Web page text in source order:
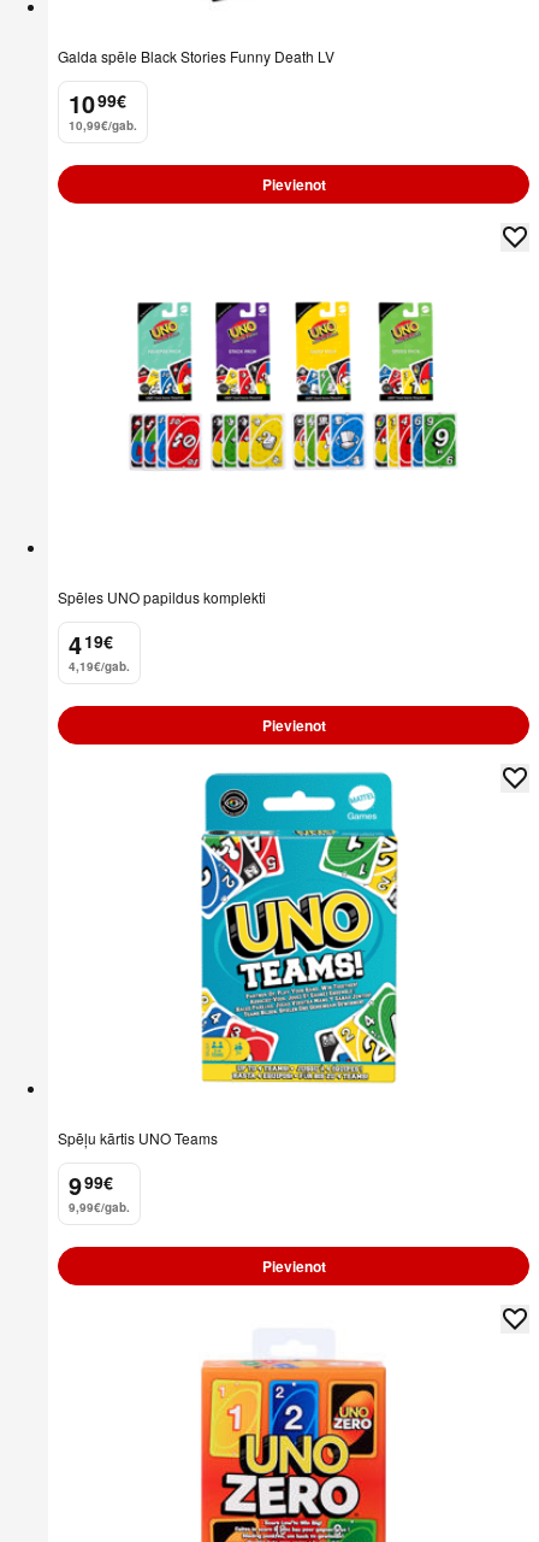
Galda spēle Black Stories Funny Death LV
10
. 99€
10,99€/gab.
Pievienot
Spēles UNO papildus komplekti
4
. 19€
4,19€/gab.
Pievienot
Spēļu kārtis UNO Teams
9
. 99€
9,99€/gab.
Pievienot